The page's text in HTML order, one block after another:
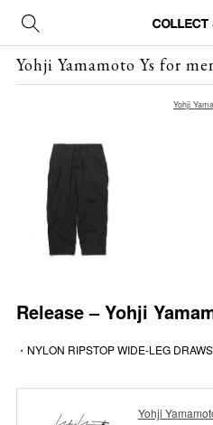
Yohji Yamamoto Ys for
Yohji
Release – Yohji
・NYLON RIPSTOP WIDE-LEG
Yohji